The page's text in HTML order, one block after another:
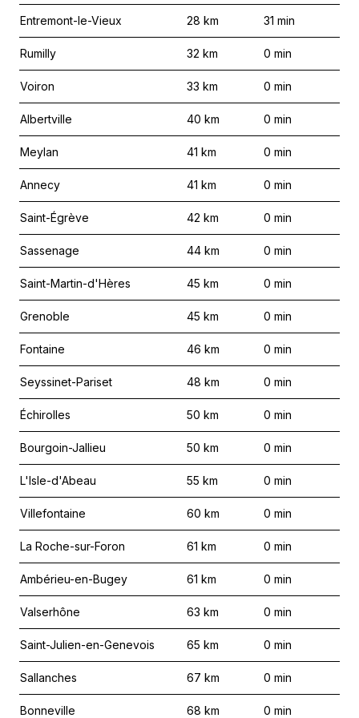
Entremont-le-Vieux 28 km 31 min
Rumilly 32 km 0 min
Voiron 33 km 0 min
Albertville 40 km 0 min
Meylan 41 km 0 min
Annecy 41 km 0 min
Saint-Égrève 42 km 0 min
Sassenage 44 km 0 min
Saint-Martin-d'Hères 45 km 0 min
Grenoble 45 km 0 min
Fontaine 46 km 0 min
Seyssinet-Pariset 48 km 0 min
Échirolles 50 km 0 min
Bourgoin-Jallieu 50 km 0 min
L'Isle-d'Abeau 55 km 0 min
Villefontaine 60 km 0 min
La Roche-sur-Foron 61 km 0 min
Ambérieu-en-Bugey 61 km 0 min
Valserhône 63 km 0 min
Saint-Julien-en-Genevois 65 km 0 min
Sallanches 67 km 0 min
Bonneville 68 km 0 min